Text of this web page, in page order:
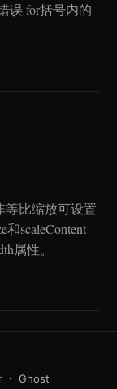
误 for括号内的
等比缩放可设置
和scaleContent
属性。
Ghost